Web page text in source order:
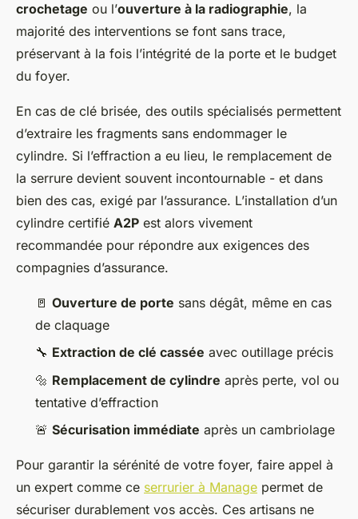
crochetage ou l’ouverture à la radiographie, la
majorité des interventions se font sans trace,
préservant à la fois l’intégrité de la porte et le budget
du foyer.
En cas de clé brisée, des outils spécialisés permettent
d’extraire les fragments sans endommager le
cylindre. Si l’effraction a eu lieu, le remplacement de
la serrure devient souvent incontournable - et dans
bien des cas, exigé par l’assurance. L’installation d’un
cylindre certifié A2P est alors vivement
recommandée pour répondre aux exigences des
compagnies d’assurance.
🚪 Ouverture de porte sans dégât, même en cas
de claquage
🔧 Extraction de clé cassée avec outillage précis
🔩 Remplacement de cylindre après perte, vol ou
tentative d’effraction
🚨 Sécurisation immédiate après un cambriolage
Pour garantir la sérénité de votre foyer, faire appel à
un expert comme ce serrurier à Manage permet de
sécuriser durablement vos accès. Ces artisans ne